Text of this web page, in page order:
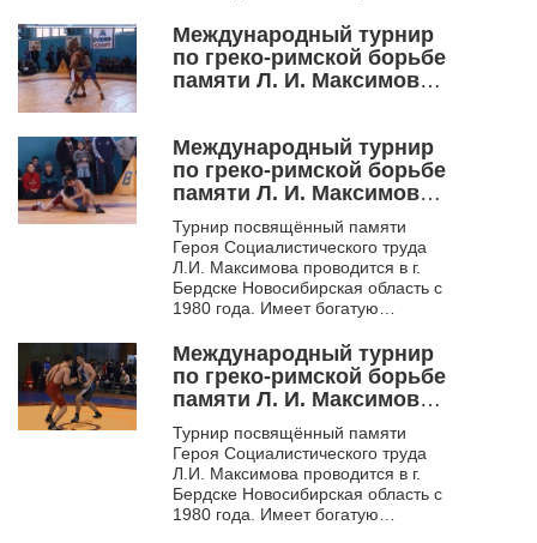
борцы начинали свой
спортивны...
Международный турнир
по греко-римской борьбе
памяти Л. И. Максимова.
Международный турнир
по греко-римской борьбе
памяти Л. И. Максимова.
Бердск. 2006
Турнир посвящённый памяти
Героя Социалистического труда
Л.И. Максимова проводится в г.
Бердске Новосибирская область с
1980 года. Имеет богатую
борцы начинали свой
спортивны...
Международный турнир
по греко-римской борьбе
памяти Л. И. Максимова.
Бердск. 2007
Турнир посвящённый памяти
Героя Социалистического труда
Л.И. Максимова проводится в г.
Бердске Новосибирская область с
1980 года. Имеет богатую